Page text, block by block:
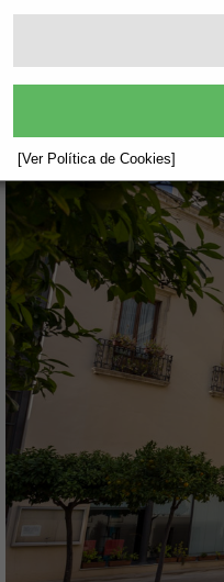
[Ver Política de Cookies]
EDIFICIOS